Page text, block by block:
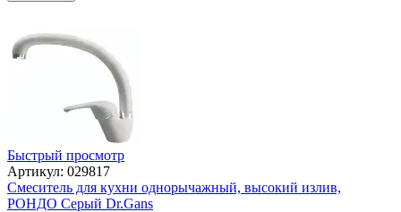
Быстрый просмотр
Артикул: 029817
Смеситель для кухни однорычажный, высокий излив,
РОНДО Серый Dr.Gans